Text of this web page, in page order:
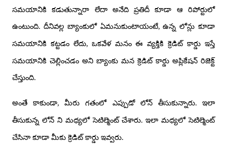
సమయానికి కడుతున్నారా లేదా అనేది ప్రతిదీ కూడా ఆ రిపోర్టులో
ఉంటుంది. దీనివల్ల బ్యాంకులో ఏమనుకుంటాయంటే, ఉన్న లోన్లు కూడా
సమయానికి కట్టడం లేదు, ఒకవేళ మనం ఈ వ్యక్తికి క్రెడిట్ కార్డు ఇస్తే
సమయానికి చెల్లించడం అని బ్యాంకు మన క్రెడిట్ కార్డు అప్లికేషన్ రిజెక్ట్
చేస్తుంది.
అంతే కాకుండా, మీరు గతంలో ఎప్పుడో లోన్ తీసుకున్నారు. ఇలా
తీసుకున్న లోన్ ని మధ్యలో సెటిల్మెంట్ చేశారు. ఇలా మధ్యలో సెటిల్మెంట్
చేసినా కూడా మీకు క్రెడిట్ కార్డు ఇవ్వరు.